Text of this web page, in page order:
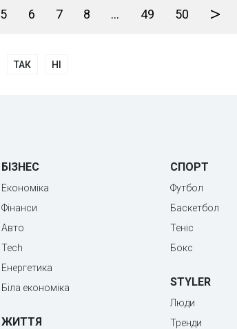
5 6 7 8 ... 49 50 >
ТАК НІ
БІЗНЕС
Економіка
Фінанси
Авто
Tech
Енергетика
Біла економіка
ЖИТТЯ
СПОРТ
Футбол
Баскетбол
Теніс
Бокс
STYLER
Люди
Тренди